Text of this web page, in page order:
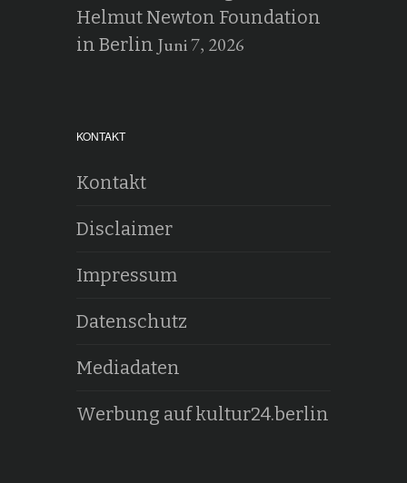
Helmut Newton Foundation
in Berlin Juni 7, 2026
KONTAKT
Kontakt
Disclaimer
Impressum
Datenschutz
Mediadaten
Werbung auf kultur24.berlin